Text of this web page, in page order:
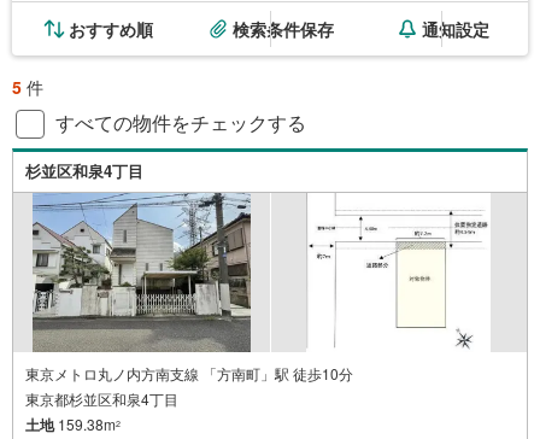
おすすめ順 検索条件保存 通知設定
5 件
すべての物件をチェックする
杉並区和泉4丁目
東京メトロ丸ノ内方南支線 「方南町」駅 徒歩10分
東京都杉並区和泉4丁目
土地159.38m2